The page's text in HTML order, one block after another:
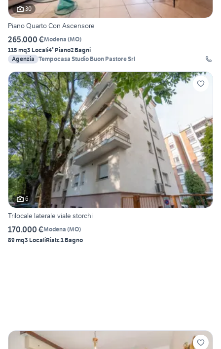
30
Piano Quarto Con Ascensore
265.000 €Modena (MO)
115 mq3 Locali4° Piano2 Bagni
Agenzia Tempocasa Studio Buon Pastore Srl
6
Trilocale laterale viale storchi
170.000 €Modena (MO)
89 mq3 LocaliRialz.1 Bagno